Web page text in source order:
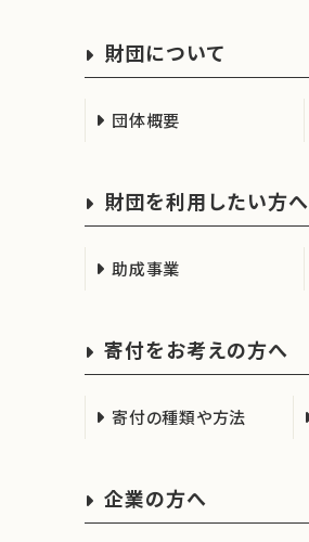
財団について
団体概要
財団を利用したい方へ
助成事業
寄付をお考えの方へ
寄付の種類や方法
企業の方へ